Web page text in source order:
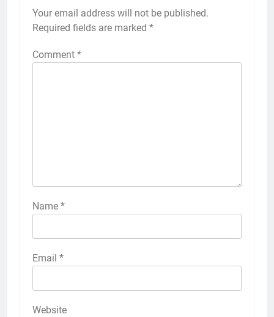
Your email address will not be published.
Required fields are marked *
Comment *
Name *
Email *
Website